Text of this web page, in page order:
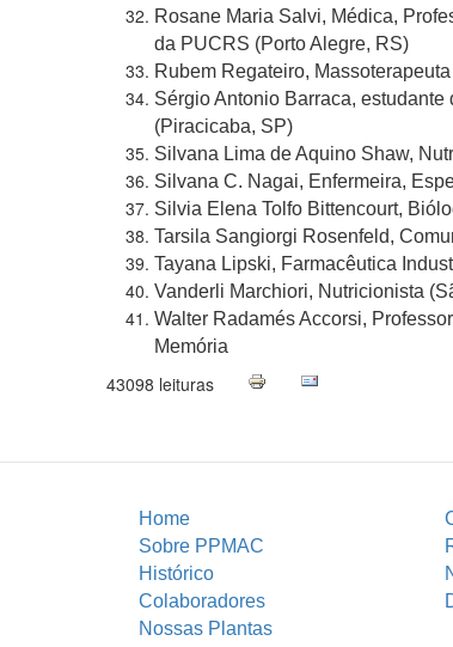
Rosane Maria Salvi, Médica,
da PUCRS (Porto Alegre, RS)
Rubem Regateiro,
Sérgio Antonio Barraca,
(Piracicaba, SP)
Silvana Lima de Aquino Shaw,
Silvana C. Nagai, Enfermeira,
Silvia Elena Tolfo Bittencourt,
Tarsila Sangiorgi Rosenfeld,
Tayana Lipski, Farmacêutica
Vanderli Marchiori, Nutricionista
Walter Radamés Accorsi,
Memória
43098 leituras
Home
Sobre PPMAC
Histórico
Colaboradores
Nossas Plantas